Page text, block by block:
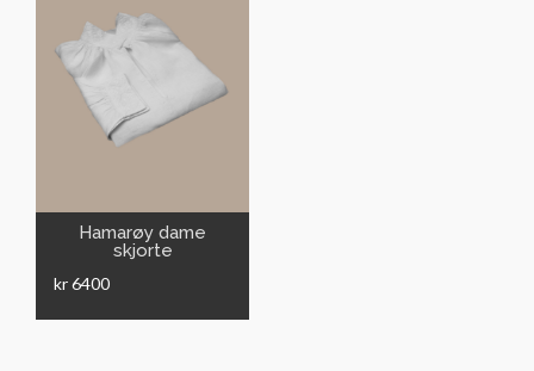
Hamarøy dame
skjorte
kr 6400